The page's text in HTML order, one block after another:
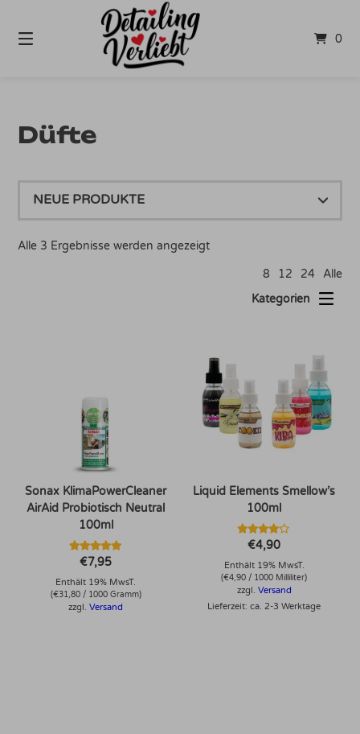
Inhalt
0
Düfte
Alle 3 Ergebnisse werden angezeigtNach
8 12 24 Alle
Sonax KlimaPowerCleaner
AirAid Probiotisch Neutral
100ml
Bewertet mit
5.00
von 5
€7,95
Enthält 19% MwsT.
(€31,80/ 1000 Gramm)
zzgl.Versand
Liquid Elements Smellow’s
100ml
Bewertet
mit
4.00
von 5
€4,90
Enthält 19% MwsT.
(€4,90 / 1000 Milliliter)
zzgl. Versand
Lieferzeit: ca. 2-3 Werktage
Kategorien